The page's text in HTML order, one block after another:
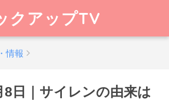
クアップTV
情報
8日｜サイレンの由来は